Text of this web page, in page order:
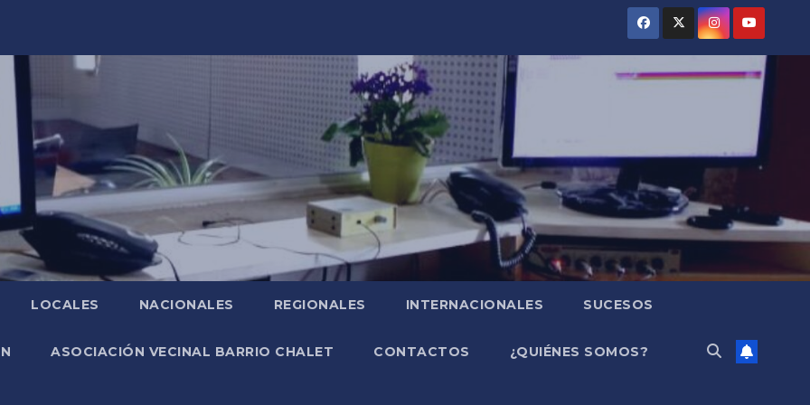
LOCALES NACIONALES REGIONALES INTERNACIONALES SUCESOS
ASOCIACIÓN VECINAL BARRIO CHALET CONTACTOS ¿QUIÉNES SOMOS?